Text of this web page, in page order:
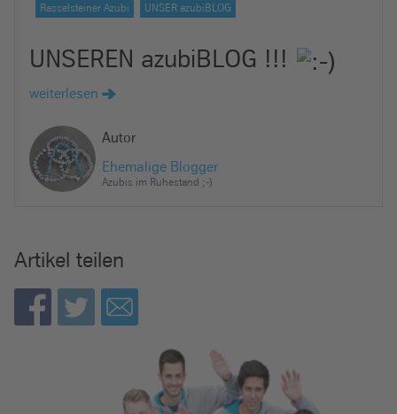
Rasselsteiner Azubi UNSER azubiBLOG
UNSEREN azubiBLOG !!!
weiterlesen
Autor
Ehemalige Blogger
Azubis im Ruhestand ;-)
Artikel teilen